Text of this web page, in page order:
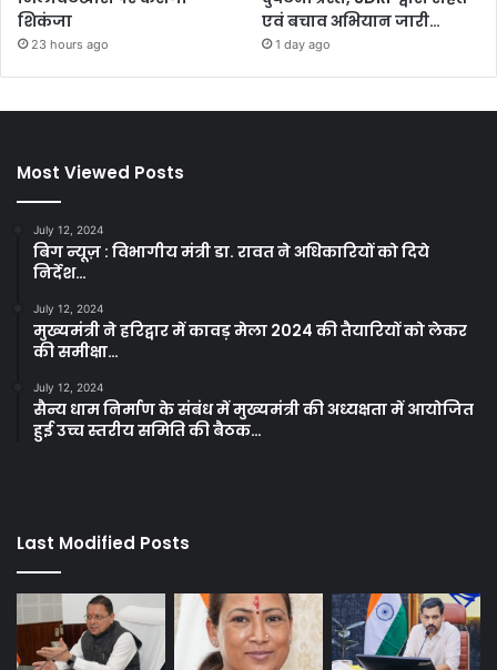
शिकंजा
23 hours ago
एवं बचाव अभियान जारी…
1 day ago
Most Viewed Posts
July 12, 2024
बिग न्यूज़ : विभागीय मंत्री डा. रावत ने अधिकारियों को दिये
निर्देश…
July 12, 2024
मुख्यमंत्री ने हरिद्वार में कावड़ मेला 2024 की तैयारियों को लेकर
की समीक्षा…
July 12, 2024
सैन्य धाम निर्माण के संबंध में मुख्यमंत्री की अध्यक्षता में आयोजित
हुई उच्च स्तरीय समिति की बैठक…
Last Modified Posts